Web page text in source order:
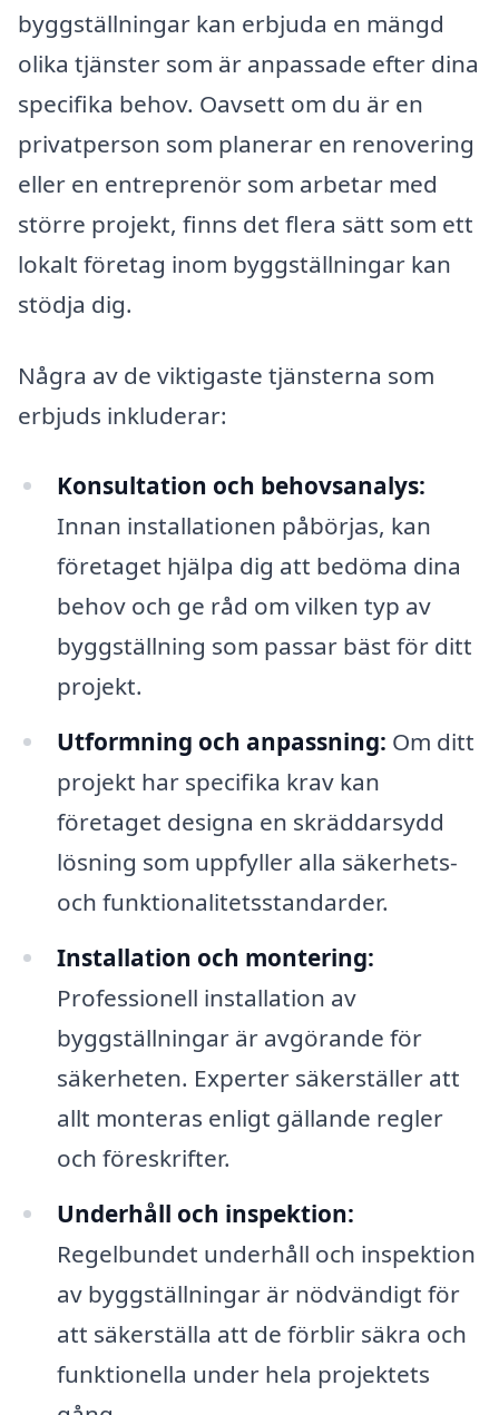
byggställningar kan erbjuda en mängd
olika tjänster som är anpassade efter dina
specifika behov. Oavsett om du är en
privatperson som planerar en renovering
eller en entreprenör som arbetar med
större projekt, finns det flera sätt som ett
lokalt företag inom byggställningar kan
stödja dig.
Några av de viktigaste tjänsterna som
erbjuds inkluderar:
Konsultation och behovsanalys:
Innan installationen påbörjas, kan
företaget hjälpa dig att bedöma dina
behov och ge råd om vilken typ av
byggställning som passar bäst för ditt
projekt.
Utformning och anpassning: Om ditt
projekt har specifika krav kan
företaget designa en skräddarsydd
lösning som uppfyller alla säkerhets-
och funktionalitetsstandarder.
Installation och montering:
Professionell installation av
byggställningar är avgörande för
säkerheten. Experter säkerställer att
allt monteras enligt gällande regler
och föreskrifter.
Underhåll och inspektion:
Regelbundet underhåll och inspektion
av byggställningar är nödvändigt för
att säkerställa att de förblir säkra och
funktionella under hela projektets